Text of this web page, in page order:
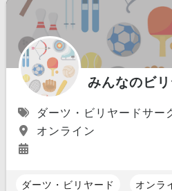
みんなのビ
ダーツ・ビリヤードサー
オンライン
ダーツ・ビリヤード オンラ